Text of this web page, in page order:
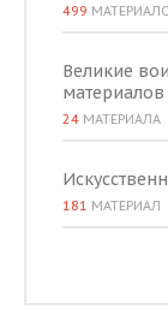
499
Великие
материалов
24 МАТЕРИАЛА
181 МАТЕРИАЛ